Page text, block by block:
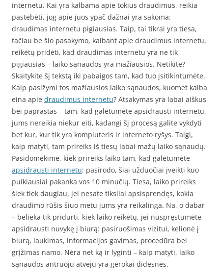
internetu. Kai yra kalbama apie tokius draudimus, reikia
pastebėti, jog apie juos ypač dažnai yra sakoma:
draudimas internetu pigiausias. Taip, tai tikrai yra tiesa,
tačiau be šio pasakymo, kalbant apie draudimus internetu,
reikėtų pridėti, kad draudimas internetu yra ne tik
pigiausias – laiko sąnaudos yra mažiausios. Netikite?
Skaitykite šį tekstą iki pabaigos tam, kad tuo įsitikintumėte.
Kaip pasižymi tos mažiausios laiko sąnaudos, kuomet kalba
eina apie draudimus internetu? Atsakymas yra labai aiškus
bei paprastas – tam, kad galėtumėte apsidrausti internetu,
jums nereikia niekur eiti, kadangi šį procesą galite vykdyti
bet kur, kur tik yra kompiuteris ir interneto ryšys. Taigi,
kaip matyti, tam prireiks iš tiesų labai mažų laiko sąnaudų.
Pasidomėkime, kiek prireiks laiko tam, kad galėtumėte
apsidrausti internetu: pasirodo, šiai užduočiai įveikti kuo
puikiausiai pakanka vos 10 minučių. Tiesa, laiko prireiks
šiek tiek daugiau, jei nesate tiksliai apsisprendęs, kokia
draudimo rūšis šiuo metu jums yra reikalinga. Na, o dabar
– belieka tik pridurti, kiek laiko reikėtų, jei nuspręstumėte
apsidrausti nuvykę į biurą: pasiruošimas vizitui, kelionė į
biurą, laukimas, informacijos gavimas, procedūra bei
grįžimas namo. Nėra net ką ir lyginti – kaip matyti, laiko
sąnaudos antruoju atveju yra gerokai didesnės.